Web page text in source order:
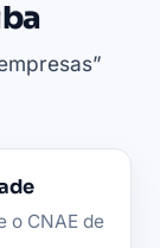
o CNAE de